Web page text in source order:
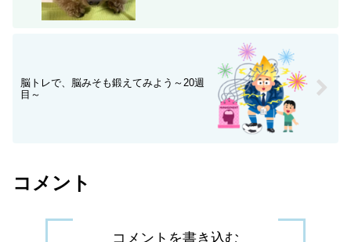
脳トレで、脳みそも鍛えてみよう～20週
目～
コメント
コメントを書き込む